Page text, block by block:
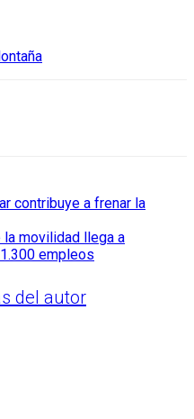
contribuye a frenar la
la movilidad llega a
empleos
del autor